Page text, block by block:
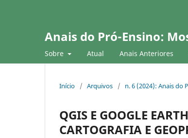
Anais do Pró-Ensino:
Sobre Atual Anais Anteriores
Início / Arquivos / n. 6 (2024): Anais do
QGIS E GOOGLE
CARTOGRAFIA E